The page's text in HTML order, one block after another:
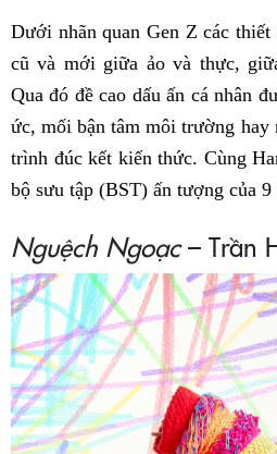
Dưới nhãn quan Gen Z các
cũ và mới giữa ảo và thực,
Qua đó đề cao dấu ấn cá nhân
ức, mối bận tâm môi trường hay
trình đúc kết kiến thức. Cùng
bộ sưu tập (BST) ấn tượng của
Nguệch Ngoạc– Trần